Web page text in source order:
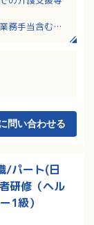
務手当含む）
のほかインフ
厚生充実！
問い合わせる
/パート(日
研修（ヘル
1級）